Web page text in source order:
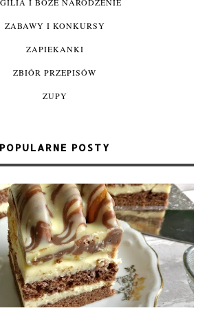
ZABAWY I KONKURSY
ZAPIEKANKI
ZBIÓR PRZEPISÓW
ZUPY
POPULARNE POSTY